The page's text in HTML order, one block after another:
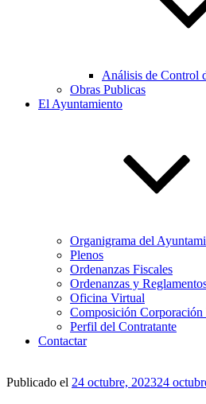
Análisis de Control
Obras Publicas
El Ayuntamiento
Organigrama del
Plenos
Ordenanzas Fiscales
Ordenanzas y
Oficina Virtual
Composición
Perfil del Contratante
Contactar
Publicado el 24 octubre, 202324